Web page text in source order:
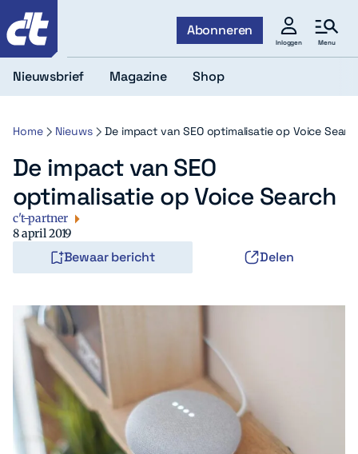
Abonneren
Inloggen Menu
Nieuwsbrief Magazine Shop
Home Nieuws De impact van SEO optimalisatie op Voice
De impact van SEO
optimalisatie op Voice Search
c't-partner
8 april 2019
Bewaar bericht Delen